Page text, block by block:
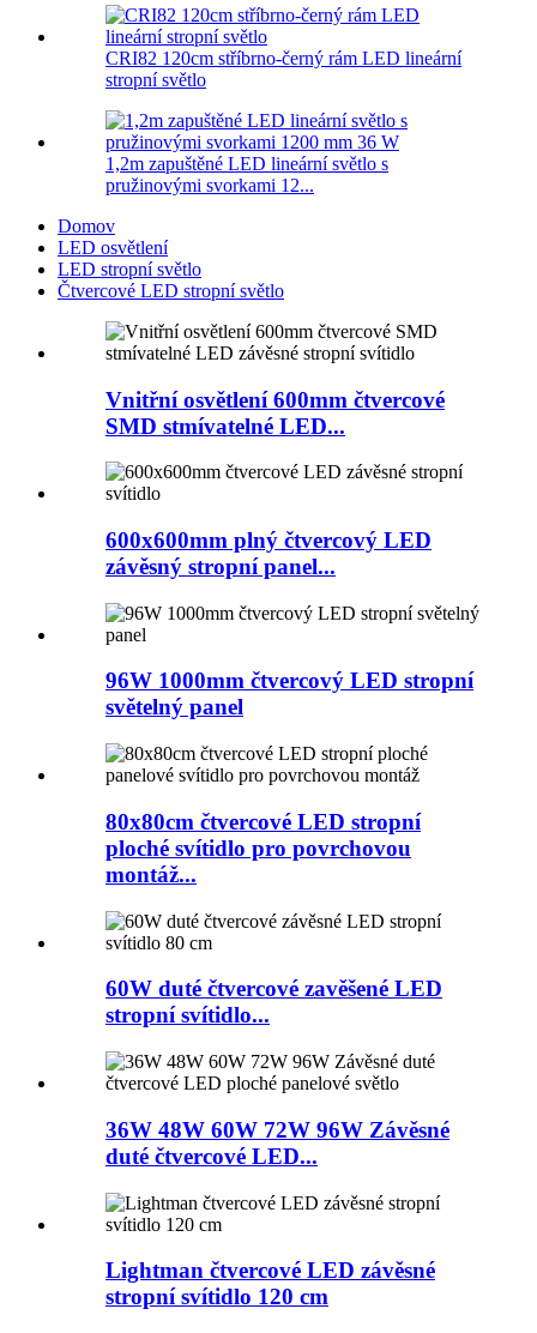
CRI82 120cm stříbrno-černý rám LED lineární
stropní světlo
1,2m zapuštěné LED lineární světlo s
pružinovými svorkami 12...
Domov
LED osvětlení
LED stropní světlo
Čtvercové LED stropní světlo
Vnitřní osvětlení 600mm čtvercové
SMD stmívatelné LED...
600x600mm plný čtvercový LED
závěsný stropní panel...
96W 1000mm čtvercový LED stropní
světelný panel
80x80cm čtvercové LED stropní
ploché svítidlo pro povrchovou
montáž...
60W duté čtvercové zavěšené LED
stropní svítidlo...
36W 48W 60W 72W 96W Závěsné
duté čtvercové LED...
Lightman čtvercové LED závěsné
stropní svítidlo 120 cm